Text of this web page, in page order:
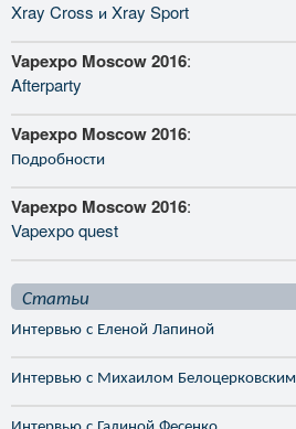
Xray Cross и Xray Sport
Vapexpo Moscow 2016:
Afterparty
Vapexpo Moscow 2016:
Подробности
Vapexpo Moscow 2016:
Vapexpo quest
Статьи
Интервью с Еленой Лапиной
Интервью с Михаилом Белоцерковским
Интервью с Галиной Фесенко